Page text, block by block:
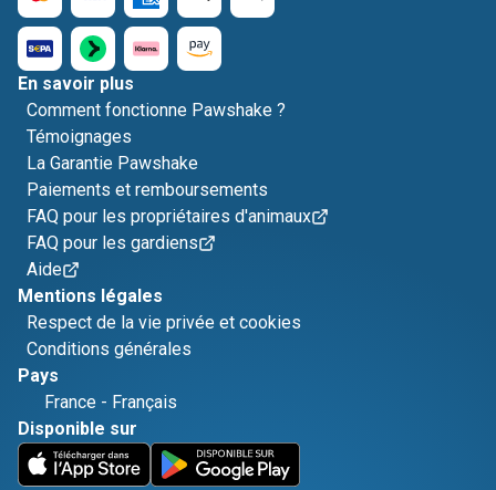
En savoir plus
Comment fonctionne Pawshake ?
Témoignages
La Garantie Pawshake
Paiements et remboursements
FAQ pour les propriétaires d'animaux
FAQ pour les gardiens
Aide
Mentions légales
Respect de la vie privée et cookies
Conditions générales
Pays
France - Français
Disponible sur